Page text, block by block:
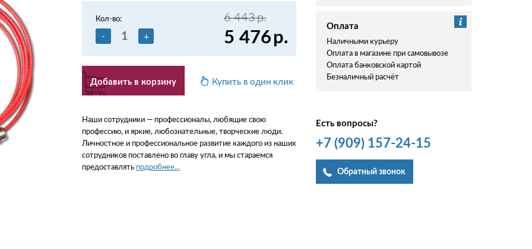
Кол-во:
- +
Добавить в корзину
6 443р.
5 476р.
Купить в один клик
Наши сотрудники — профессионалы, любящие свою
профессию, и яркие, любознательные, творческие люди.
Личностное и профессиональное развитие каждого из наших
сотрудников поставлено во главу угла, и мы стараемся
предоставлять подробнее...
Оплата
Наличными курьеру
Оплата в магазине при самовывозе
Оплата банковской картой
Безналичный расчёт
Есть вопросы?
+7 (909)157-24-15
Обратный звонок